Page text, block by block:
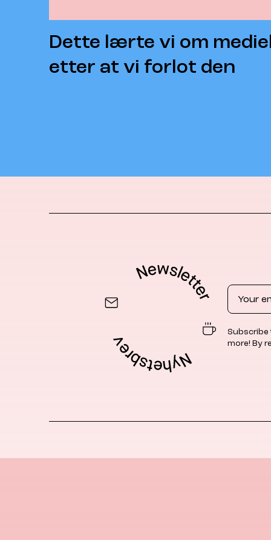
Dette lærte vi om
etter at vi forlot den
Email
Subscribe
more! By